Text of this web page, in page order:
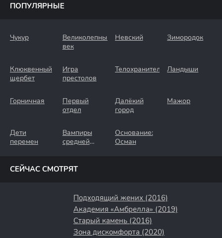
ПОПУЛЯРНЫЕ
Чукур
Великолепный
век
Невский Зимородок
Клюквенный
щербет
Игра
престолов
Телохранители Ландыши
Горничная
Первый
отдел
Далёкий
город
Мажор
Дети
перемен
Вампиры
средней
Основание:
Осман
СЕЙЧАС СМОТРЯТ
Подходящий жених (2016)
Академия «Амбрелла» (2019)
Старый камень (2016)
Зона дискомфорта (2020)